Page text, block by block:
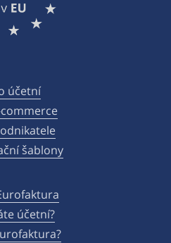
účetní
šablony
účetní?